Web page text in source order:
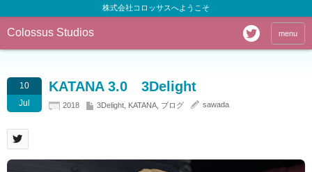
株式会社コロッサスへようこそ
Colossus Studios menu
10
Jul
KATANA 3.0 3Delight
2018 3Delight KATANA ブログ sawada